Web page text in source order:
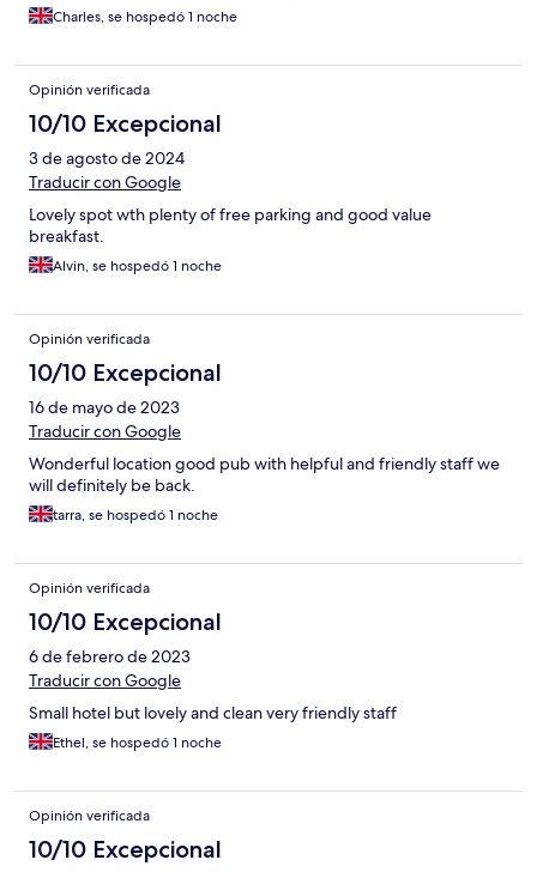
Charles, se hospedó 1 noche
Opinión verificada
10/10 Excepcional
3 de agosto de 2024
Traducir con Google
Lovely spot wth plenty of free parking and good value
breakfast.
Alvin, se hospedó 1 noche
Opinión verificada
10/10 Excepcional
16 de mayo de 2023
Traducir con Google
Wonderful location good pub with helpful and friendly staff we
will definitely be back.
tarra, se hospedó 1 noche
Opinión verificada
10/10 Excepcional
6 de febrero de 2023
Traducir con Google
Small hotel but lovely and clean very friendly staff
Ethel, se hospedó 1 noche
Opinión verificada
10/10 Excepcional